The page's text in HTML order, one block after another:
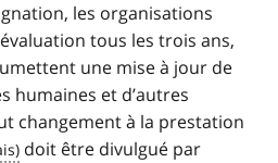
les organisations
tous les trois ans,
une mise à jour de
humaines et d’autres
changement à la prestation
doit être divulgué par